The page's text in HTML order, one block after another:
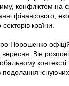
конфліктом на
фінансового,
країни.
Порошенко
вересня. Він
контексті
існуючих